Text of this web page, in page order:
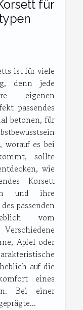
für
ist für viele
denn jede
eigenen
passendes
betonen, für
worauf es bei
sollte
wie
Korsett
und ihre
passenden
vom
Apfel oder
auf die
eines
Bei einer